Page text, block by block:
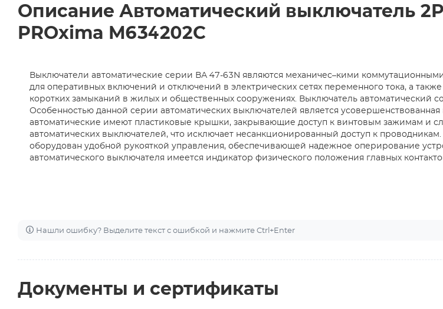
Описание Автоматический выключатель
PROxima M634202C
Выключатели автоматические серии ВА 47-63N являются механичес–кими
для оперативных включений и отключений в электрических сетях переменного тока, а
коротких замыканий в жилых и общественных сооружениях. Выключатель автоматический
Особенностью данной серии автоматических выключателей является
автоматические имеют пластиковые крышки, закрывающие доступ к винтовым зажимам и
автоматических выключателей, что исключает несанкционированный доступ к
оборудован удобной рукояткой управления, обеспечивающей надежное оперирование
автоматического выключателя имеется индикатор физического положения главных
Нашли ошибку? Выделите текст с ошибкой и нажмите Ctrl+Enter
Документы и сертификаты